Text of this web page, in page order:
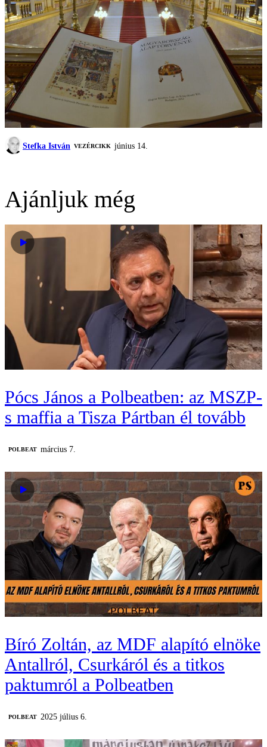
Stefka István VEZÉRCIKK június 14.
Ajánljuk még
Pócs János a Polbeatben: az MSZP-
s maffia a Tisza Pártban él tovább
‎POLBEAT március 7.
Bíró Zoltán, az MDF alapító elnöke
Antallról, Csurkáról és a titkos
paktumról a Polbeatben
‎POLBEAT 2025 július 6.